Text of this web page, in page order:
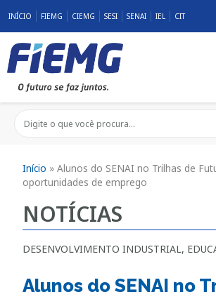
INÍCIO FIEMG CIEMG SESI SENAI IEL CIT
Início »Alunos do SENAI no Trilhas de
oportunidades de emprego
NOTÍCIAS
DESENVOLVIMENTO INDUSTRIAL,
Alunos do SENAI no